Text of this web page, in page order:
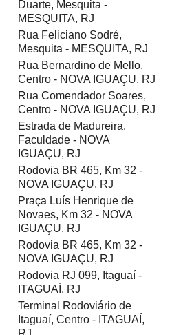
Duarte, Mesquita -
MESQUITA, RJ
Rua Feliciano Sodré,
Mesquita - MESQUITA, RJ
Rua Bernardino de Mello,
Centro - NOVA IGUAÇU, RJ
Rua Comendador Soares,
Centro - NOVA IGUAÇU, RJ
Estrada de Madureira,
Faculdade - NOVA
IGUAÇU, RJ
Rodovia BR 465, Km 32 -
NOVA IGUAÇU, RJ
Praça Luís Henrique de
Novaes, Km 32 - NOVA
IGUAÇU, RJ
Rodovia BR 465, Km 32 -
NOVA IGUAÇU, RJ
Rodovia RJ 099, Itaguaí -
ITAGUAÍ, RJ
Terminal Rodoviário de
Itaguaí, Centro - ITAGUAÍ,